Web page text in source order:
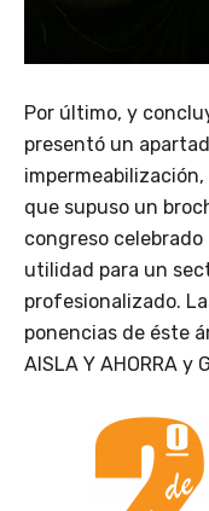
Por último, y
presentó un
que supuso un
congreso
utilidad para un
profesionalizado.
ponencias de éste
AISLA Y AHORRA y